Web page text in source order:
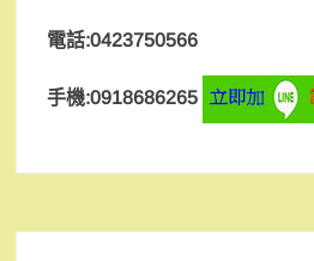
電話:0423750566
手機:0918686265